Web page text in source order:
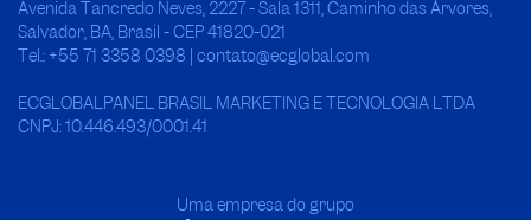
Avenida Tancredo Neves, 2227 - Sala 1311, Caminho das Árvores,
Salvador, BA, Brasil - CEP 41820-021
Tel.: +55 71 3358 0398 | contato@ecglobal.com
ECGLOBALPANEL BRASIL MARKETING E TECNOLOGIA LTDA
CNPJ: 10.446.493/0001.41
Uma empresa do grupo